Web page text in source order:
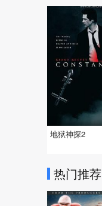
地狱神探2
热门推荐